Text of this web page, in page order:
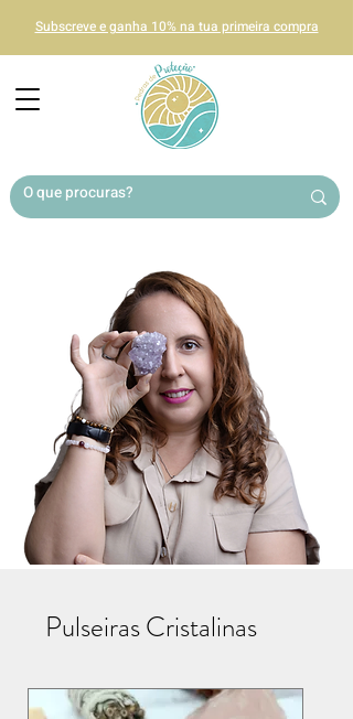
Subscreve e ganha 10% na tua primeira compra
Pulseiras Cristalinas